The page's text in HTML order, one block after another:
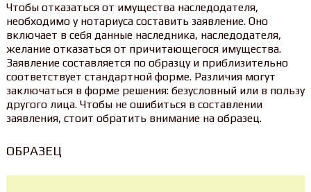
Чтобы отказаться от имущества наследодателя,
необходимо у нотариуса составить заявление. Оно
включает в себя данные наследника, наследодателя,
желание отказаться от причитающегося имущества.
Заявление составляется по образцу и приблизительно
соответствует стандартной форме. Различия могут
заключаться в форме решения: безусловный или в пользу
другого лица. Чтобы не ошибиться в составлении
заявления, стоит обратить внимание на образец.
ОБРАЗЕЦ